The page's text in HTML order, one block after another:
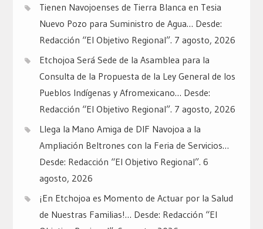
Tienen Navojoenses de Tierra Blanca en Tesia
Nuevo Pozo para Suministro de Agua… Desde:
Redacción “El Objetivo Regional”. 7 agosto, 2026
Etchojoa Será Sede de la Asamblea para la
Consulta de la Propuesta de la Ley General de los
Pueblos Indígenas y Afromexicano… Desde:
Redacción “El Objetivo Regional”. 7 agosto, 2026
Llega la Mano Amiga de DIF Navojoa a la
Ampliación Beltrones con la Feria de Servicios…
Desde: Redacción “El Objetivo Regional”. 6
agosto, 2026
¡En Etchojoa es Momento de Actuar por la Salud
de Nuestras Familias!… Desde: Redacción “El